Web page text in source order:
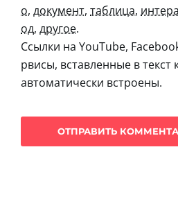
о, документ, таблица,
од, другое.
Ссылки на YouTube,
рвисы, вставленные в текст
автоматически встроены.